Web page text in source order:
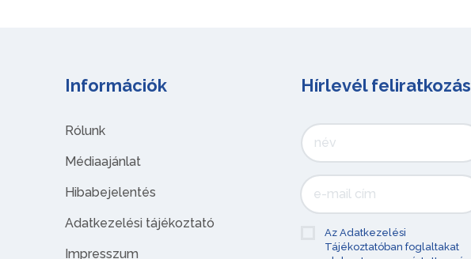
Információk
Rólunk
Médiaajánlat
Hibabejelentés
Adatkezelési tájékoztató
Impresszum
Hírlevél feliratkozás
Az Adatkezelési
Tájékoztatóban foglaltakat